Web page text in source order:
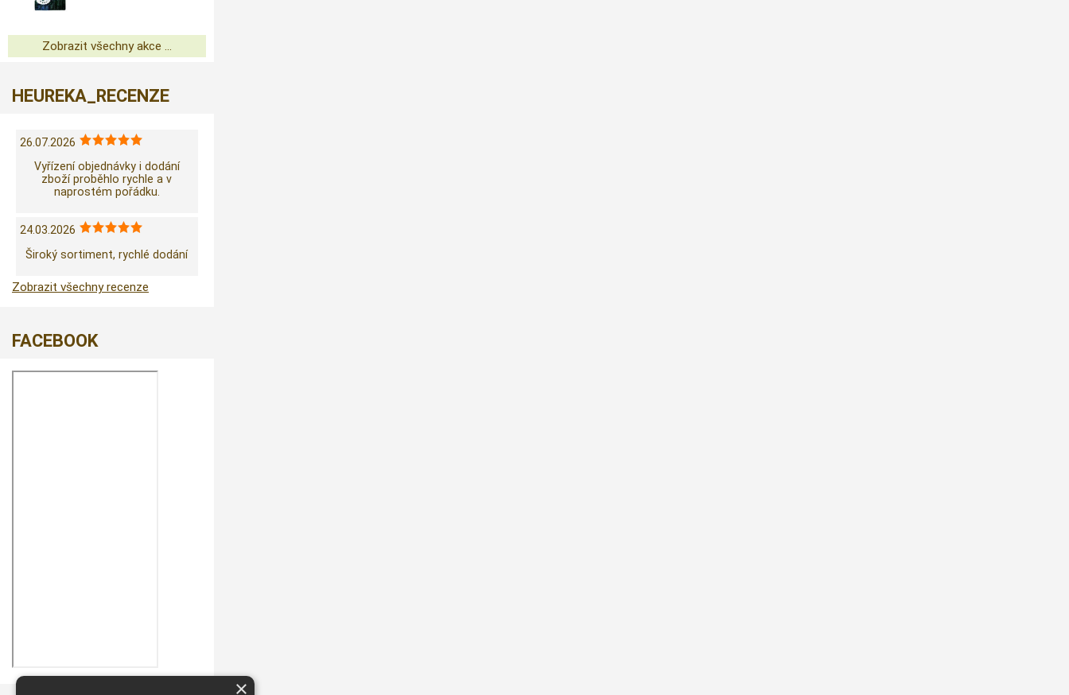
Zobrazit všechny akce ...
HEUREKA_RECENZE
26.07.2026
Vyřízení objednávky i dodání
zboží proběhlo rychle a v
naprostém pořádku.
24.03.2026
Široký sortiment, rychlé dodání
Zobrazit všechny recenze
FACEBOOK
×